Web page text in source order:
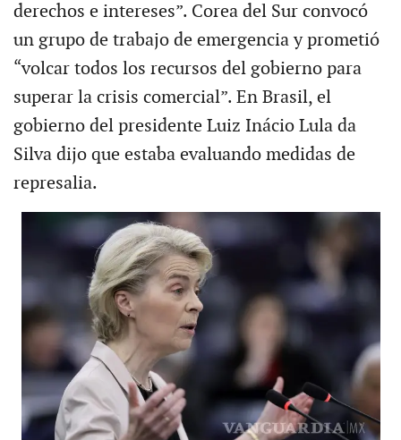
derechos e intereses”. Corea del Sur convocó
un grupo de trabajo de emergencia y prometió
“volcar todos los recursos del gobierno para
superar la crisis comercial”. En Brasil, el
gobierno del presidente Luiz Inácio Lula da
Silva dijo que estaba evaluando medidas de
represalia.